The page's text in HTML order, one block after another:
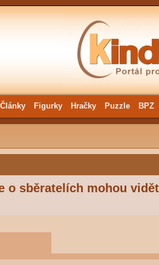
Články Figurky Hračky Puzzle BPZ
o sběratelích mohou